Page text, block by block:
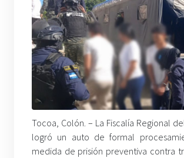
Tocoa, Colón. – La Fiscalía Regional
logró un auto de formal
medida de prisión preventiva contra